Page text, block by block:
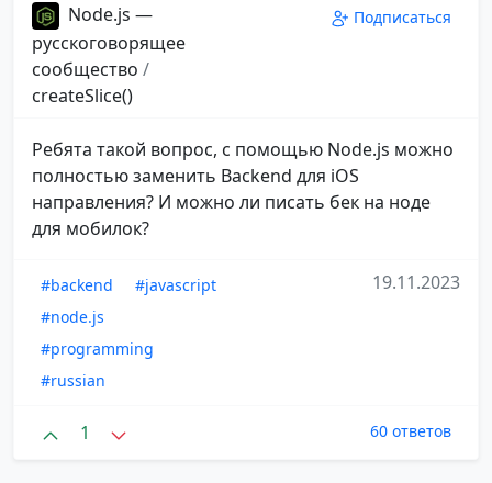
Node.js —
русскоговорящее
сообщество /
createSlice()
Подписаться
Ребята такой вопрос, с помощью Node.js можно
полностью заменить Backend для iOS
направления? И можно ли писать бек на ноде
для мобилок?
#backend
#javascript
#node.js
#programming
#russian
19.11.2023
1 60 ответов